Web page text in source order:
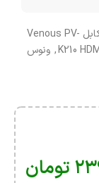
کابل Venous PV-
K210
, ونوس
تومان